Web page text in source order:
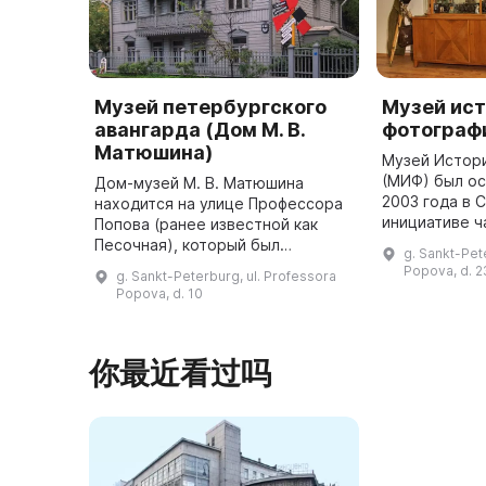
Музей петербургского
авангарда (Дом М. В.
Матюшина)
Дом-музей М. В. Матюшина
находится на улице Профессора
Попова (ранее известной как
Песочная), который был
месте сада. В 1912 году Михаил
Васильевич Матюшин, зачинатель
g. Sankt-Peterburg, ul. Professora
Popova, d. 10
Музей
Музей
(МИФ) был
2003 года в
инициативе
Коллекция
g. Sankt-
Popova, d.
你最近看过吗